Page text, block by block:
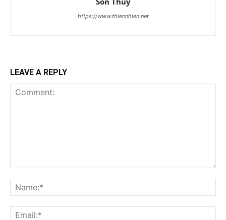
https://www.thiennhien.net
LEAVE A REPLY